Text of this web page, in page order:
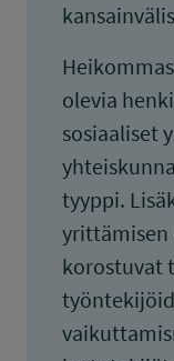
olevia
sosiaaliset
tyyppi.
korostuvat